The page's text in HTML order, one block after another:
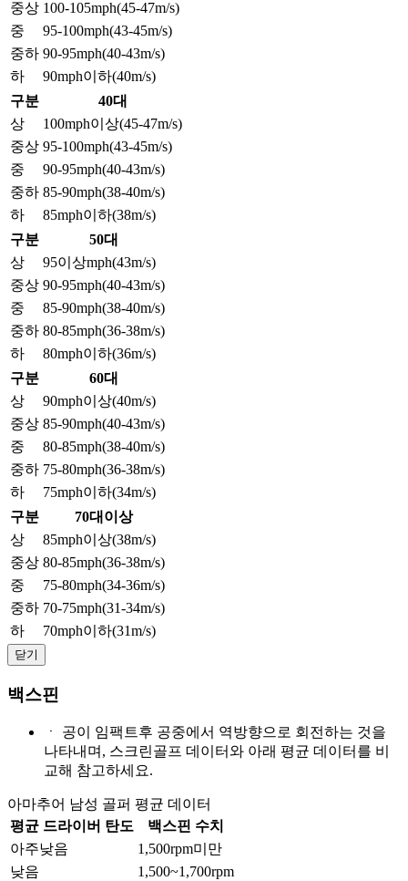
중상 100-105mph(45-47m/s)
중
95-100mph(43-45m/s)
중하 90-95mph(40-43m/s)
하
90mph이하(40m/s)
구분
40대
상
100mph이상(45-47m/s)
중상 95-100mph(43-45m/s)
중
90-95mph(40-43m/s)
중하 85-90mph(38-40m/s)
하
85mph이하(38m/s)
구분
50대
상
95이상mph(43m/s)
중상 90-95mph(40-43m/s)
중
85-90mph(38-40m/s)
중하 80-85mph(36-38m/s)
하
80mph이하(36m/s)
구분
60대
상
90mph이상(40m/s)
중상 85-90mph(40-43m/s)
중
80-85mph(38-40m/s)
중하 75-80mph(36-38m/s)
하
75mph이하(34m/s)
구분
70대이상
상
85mph이상(38m/s)
중상 80-85mph(36-38m/s)
중
75-80mph(34-36m/s)
중하 70-75mph(31-34m/s)
하
70mph이하(31m/s)
닫기
백스핀
ㆍ
공이 임팩트후 공중에서 역방향으로 회전하는 것을
나타내며, 스크린골프 데이터와 아래 평균 데이터를 비
교해 참고하세요.
아마추어 남성 골퍼 평균 데이터
평균 드라이버 탄도
백스핀 수치
아주낮음
1,500rpm미만
낮음
1,500~1,700rpm